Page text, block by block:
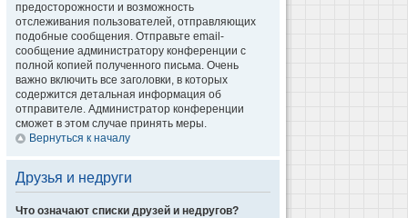
предосторожности и возможность
отслеживания пользователей, отправляющих
подобные сообщения. Отправьте email-
сообщение администратору конференции с
полной копией полученного письма. Очень
важно включить все заголовки, в которых
содержится детальная информация об
отправителе. Администратор конференции
сможет в этом случае принять меры.
Вернуться к началу
Друзья и недруги
Что означают списки друзей и недругов?